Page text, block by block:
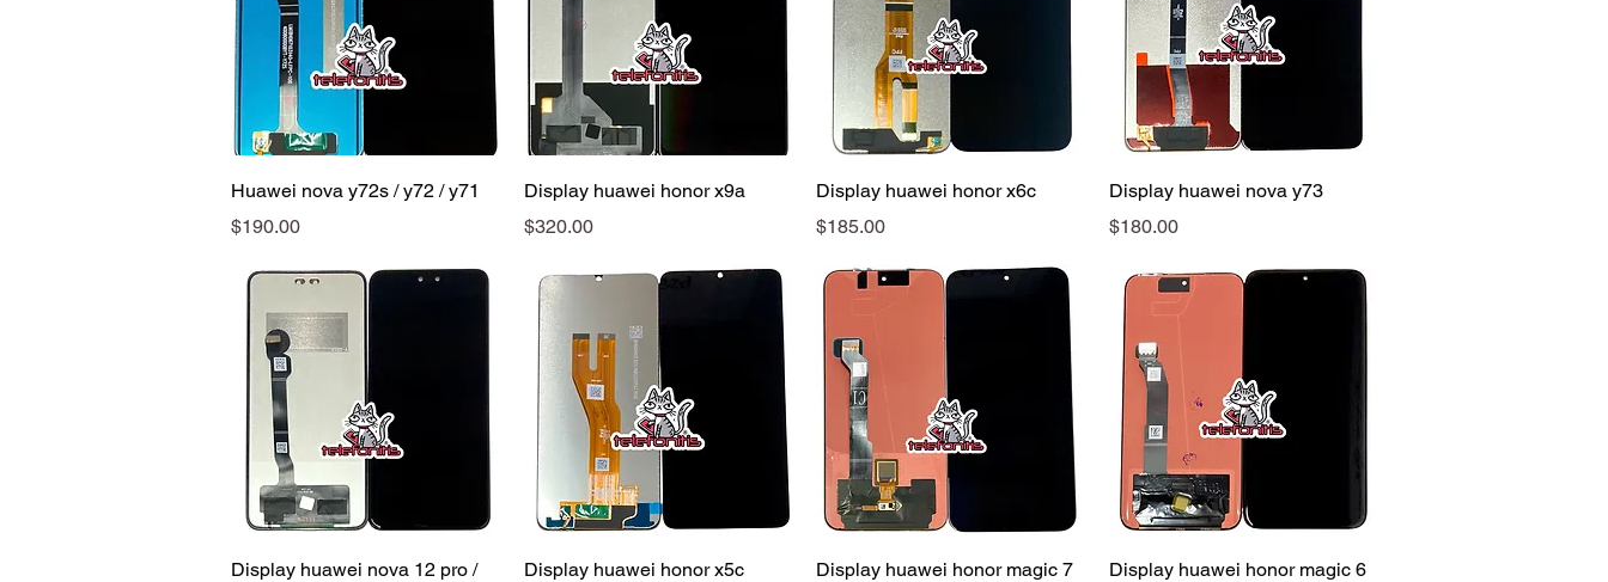
Vista rápida
Huawei nova y72s / y72 / y71
Precio
$190.00
Vista rápida
Display huawei honor x9a
Precio
$320.00
Vista rápida
Display huawei honor x6c
Precio
$185.00
Vista rápida
Display huawei nova y73
Precio
$180.00
Vista rápida
Display huawei nova 12 pro /
Vista rápida
Display huawei honor x5c
Vista rápida
Display huawei honor magic 7
Vista rápida
Display huawei honor magic 6